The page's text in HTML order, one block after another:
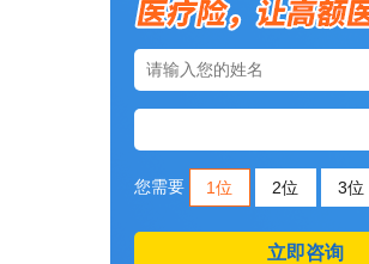
您需要 1位 2位 3位
立即咨询